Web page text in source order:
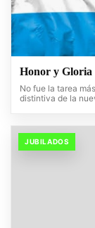
Honor y Gloria
No fue la tarea
distintiva de la
JUBILADOS